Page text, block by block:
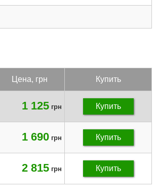
Цена, грн Купить
1 125 грн Купить
1 690 грн Купить
2 815 грн Купить